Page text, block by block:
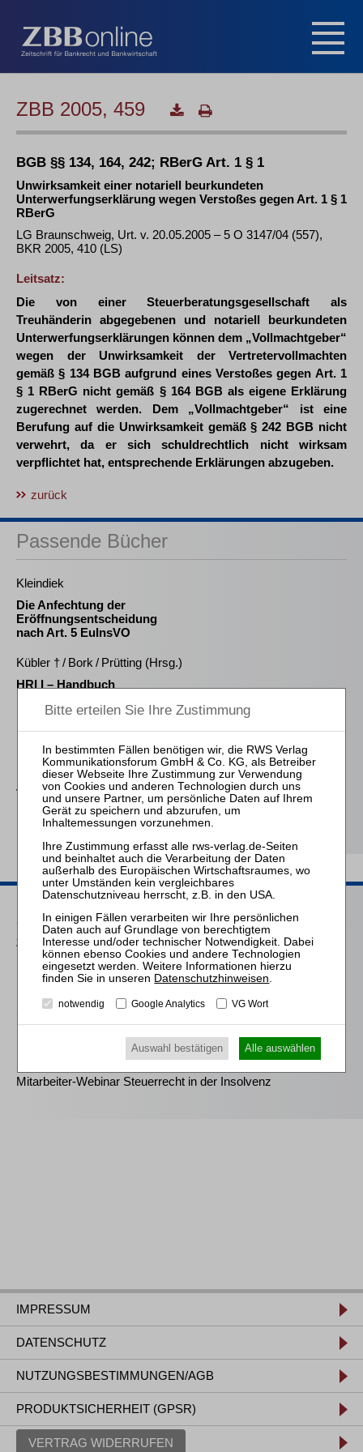
ZBB 2005, 459
BGB §§ 134, 164, 242; RBerG Art. 1 § 1
Unwirksamkeit einer notariell beurkundeten
Unterwerfungserklärung wegen Verstoßes gegen Art. 1 § 1
RBerG
LG Braunschweig, Urt. v. 20.05.2005 – 5 O 3147/04 (557),
BKR 2005, 410 (LS)
Leitsatz:
Die von einer Steuerberatungsgesellschaft als
Treuhänderin abgegebenen und notariell beurkundeten
Unterwerfungserklärungen können dem „Vollmachtgeber“
wegen der Unwirksamkeit der Vertretervollmachten
gemäß § 134 BGB aufgrund eines Verstoßes gegen Art. 1
§ 1 RBerG nicht gemäß § 164 BGB als eigene Erklärung
zugerechnet werden. Dem „Vollmachtgeber“ ist eine
Berufung auf die Unwirksamkeit gemäß § 242 BGB nicht
verwehrt, da er sich schuldrechtlich nicht wirksam
verpflichtet hat, entsprechende Erklärungen abzugeben.
zurück
Passende Bücher
Kleindiek
Die Anfechtung der
Eröffnungsentscheidung
nach Art. 5 EuInsVO
Kübler † / Bork / Prütting (Hrsg.)
HRI I – Handbuch
Insolvenz
Einkommensbesteuerung
von
Personengesellschaften
in der Insolvenz
Passende Seminare
25.08.2026
Praktiker-Webinar Vom Listenplatz zur Zulassung – Das neue
Berufsrecht der Insolvenzverwalter
14.10.2026
Mitarbeiter-Webinar Steuerrecht in der Insolvenz
Mitarbeiter-Webinar Steuerrecht in der Insolvenz
IMPRESSUM
DATENSCHUTZ
NUTZUNGSBESTIMMUNGEN/AGB
PRODUKTSICHERHEIT (GPSR)
VERTRAG WIDERRUFEN
Datenschutzhinweisen.
notwendig Google Analytics VG Wort
Auswahl bestätigen Alle auswählen